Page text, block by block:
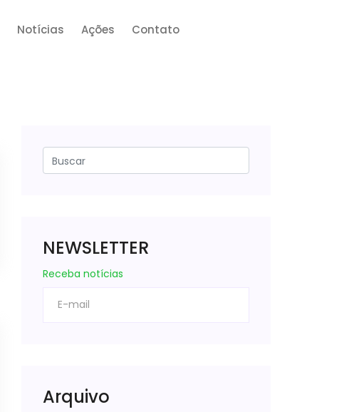
Notícias Ações Contato
NEWSLETTER
Receba notícias
Arquivo